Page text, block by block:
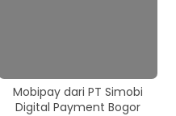
Mobipay dari PT Simobi
Digital Payment Bogor